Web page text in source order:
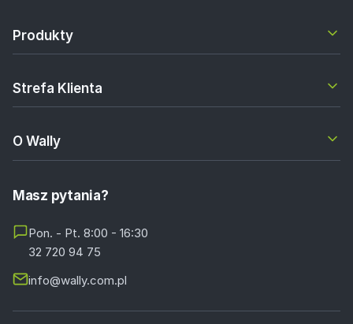
Produkty
Strefa Klienta
O Wally
Masz pytania?
Pon. - Pt. 8:00 - 16:30
32 720 94 75
info@wally.com.pl